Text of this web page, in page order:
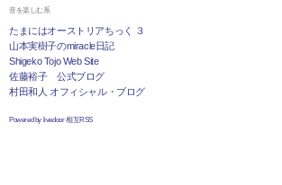
音を楽しむ系
たまにはオーストリアちっく ３
山本実樹子のmiracle日記
Shigeko Tojo Web Site
佐藤裕子 公式ブログ
村田和人 オフィシャル・ブログ
Powered by livedoor 相互RSS